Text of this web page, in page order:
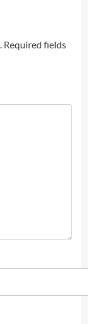
Required fields